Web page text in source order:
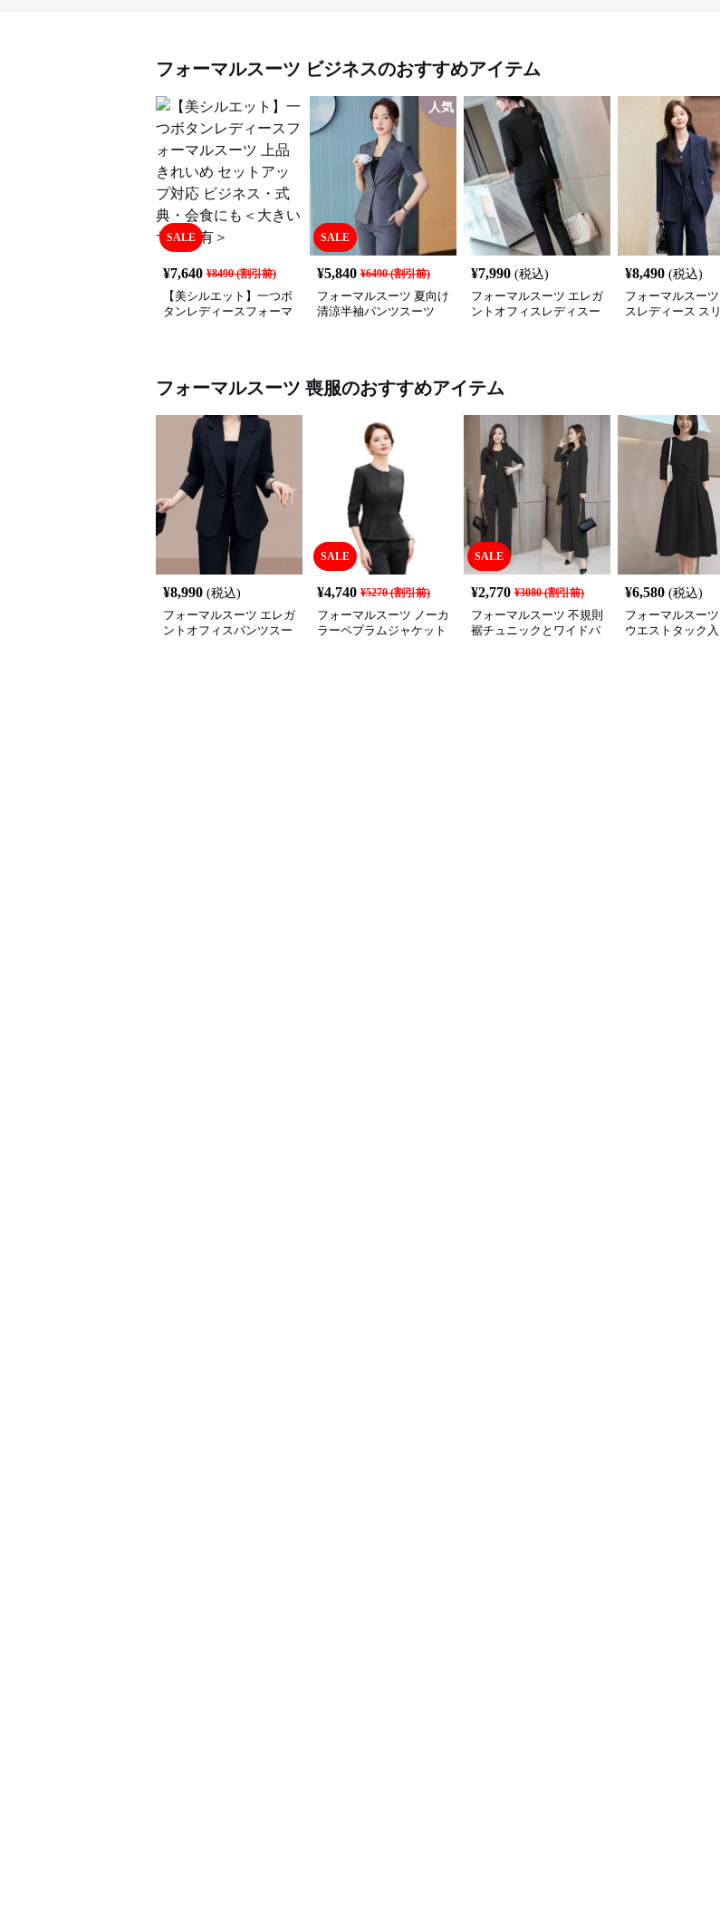
フォーマルスーツ ビジネスのおすすめアイテム
SALE
¥7,640 ¥8490(割引前)
【美シルエット】一つボ
タンレディースフォーマ
SALE
人気
¥5,840 ¥6490(割引前)
フォーマルスーツ 夏向け
清涼半袖パンツスーツ
¥7,990 (税込)
フォーマルスーツ エレガ
ントオフィスレディスー
¥8,490 (税込)
フォーマルスー
スレディース ス
フォーマルスーツ 喪服のおすすめアイテム
¥8,990 (税込)
フォーマルスーツ エレガ
ントオフィスパンツスー
SALE
¥4,740 ¥5270(割引前)
フォーマルスーツ ノーカ
ラーペプラムジャケット
SALE
¥2,770 ¥3080(割引前)
フォーマルスーツ 不規則
裾チュニックとワイドパ
¥6,580 (税込)
フォーマルスー
ウエストタック